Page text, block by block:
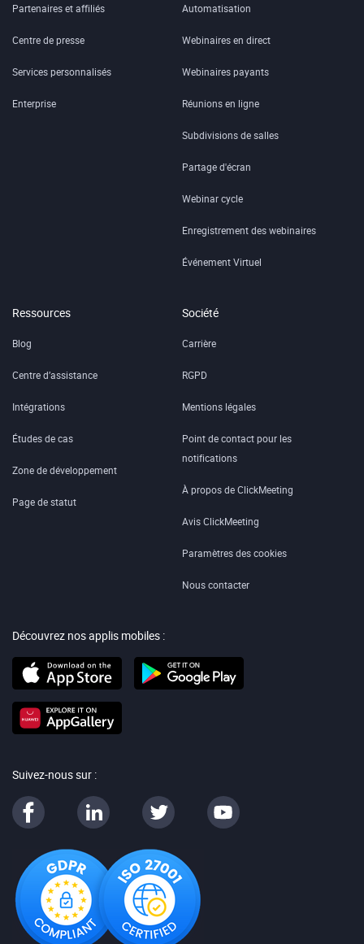
Partenaires et affiliés
Centre de presse
Services personnalisés
Enterprise
Automatisation
Webinaires en direct
Webinaires payants
Réunions en ligne
Subdivisions de salles
Partage d'écran
Webinar cycle
Enregistrement des webinaires
Événement Virtuel
Ressources
Blog
Centre d’assistance
Intégrations
Études de cas
Zone de développement
Page de statut
Société
Carrière
RGPD
Mentions légales
Point de contact pour les
notifications
À propos de ClickMeeting
Avis ClickMeeting
Paramètres des cookies
Nous contacter
Découvrez nos applis mobiles :
Suivez-nous sur :